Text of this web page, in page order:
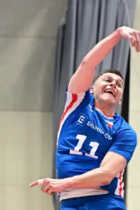
Curling
Dostihy
Florbal
Futsal
Golf